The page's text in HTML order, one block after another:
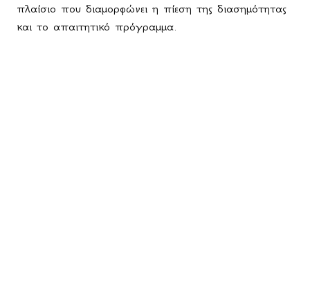
πλαίσιο που διαμορφώνει η πίεση της διασημότητας
και το απαιτητικό πρόγραμμα.